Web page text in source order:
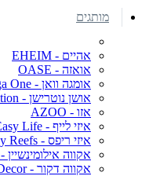
מותגים
אהיים - EHEIM
אואזה - OASE
אומגה וואן - Omega One
אושן נוטרישן - Ocean Nutrition
אזו - AZOO
איזי לייף - Easy Life
איזי ריפס - Easy Reefs
אקווה אילומינשיין - AI Aqua Illumination
אקווה דקור - Aqua Decor